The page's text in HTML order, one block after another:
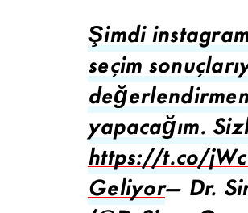
Şimdi
seçim
yapacağım.
https://t.co/
Geliyor— Dr.